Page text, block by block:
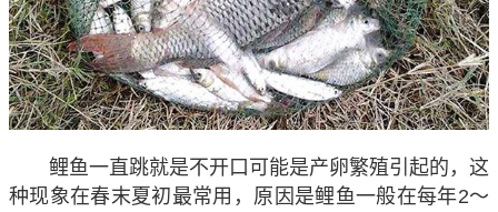
鲤鱼一直跳就是不开口可能是产卵繁殖引起的，这
种现象在春末夏初最常用，原因是鲤鱼一般在每年2～